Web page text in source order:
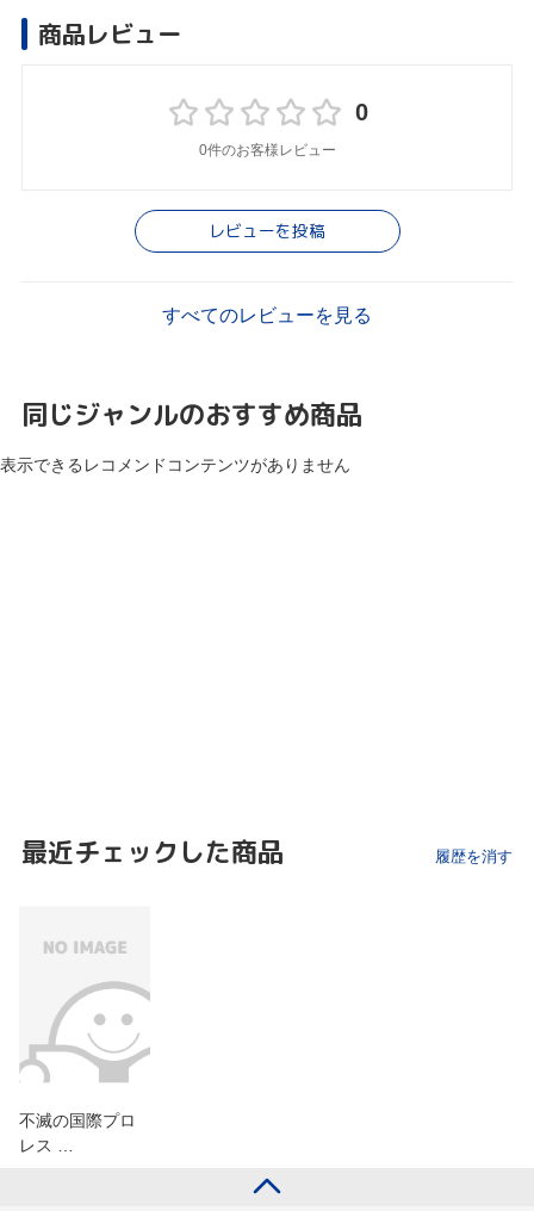
商品レビュー
0
0件のお客様レビュー
レビューを投稿
すべてのレビューを見る
同じジャンルのおすすめ商品
表示できるレコメンドコンテンツがありません
最近チェックした商品 履歴を消す
不滅の国際プロ
レス …